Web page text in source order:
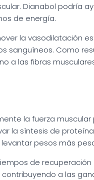
Dianabol podría
de energía.
la vasodilatación
sanguíneos. Como
a las fibras
la fuerza
la síntesis de
pesos más
de
a las